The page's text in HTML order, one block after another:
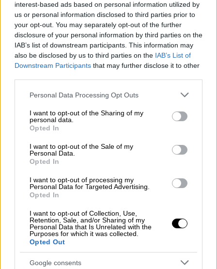
interest-based ads based on personal information utilized by
us or personal information disclosed to third parties prior to
your opt-out. You may separately opt-out of the further
disclosure of your personal information by third parties on the
IAB’s list of downstream participants. This information may
also be disclosed by us to third parties on the IAB’s List of
Downstream Participants that may further disclose it to other
Please note that this website/app uses one or more Google
not limited to your visit or usage behaviour. You may click to
grant or deny consent to Google and its third-party tags to
use your data for below specified purposes in below Google
consent section.
Personal Data Processing Opt Outs
I want to opt-out of the Sharing of my
personal data.
Opted In
I want to opt-out of the Sale of my
Personal Data.
Opted In
I want to opt-out of processing my
Personal Data for Targeted Advertising.
Opted In
I want to opt-out of Collection, Use,
Retention, Sale, and/or Sharing of my
Personal Data that Is Unrelated with the
Purposes for which it was collected.
Opted Out
Google consents
Τραγικές φιγούρες στην κηδεία ήταν η
μητέρα των δύο ποδοσφαιριστών, που
θρηνούσε για τον χαμό των γιών της, όπως
επίσης και η σύζυγος του Ντιόγκο Ζότα,
Ρούτε, η οποία ήταν μεταξύ των ατόμων που
μετέφεραν το φέρετρο του αγαπημένου της.
Οι δυο τους, που έχουν αποκτήσει τρία
παιδιά και είναι ζευγάρι απ' τα σχολικά τους
χρόνια, παντρεύτηκαν πριν από περίπου
τρεις εβδομάδες.
Ποιοι έδωσαν το παρών
Ανάμεσα στους συμπαίκτες του στη
Λίβερπουλ,
που έδωσαντο παρών στην
κηδεία του,ήταν ο αρχηγός της
ομάδαςΒίρτζιλ
Ρόμπερτσον όπως επίσης και ο
ΆρνεΣλοτ.
ΔΙΑΒΑΣΤΕ ΕΠΙΣΗΣ